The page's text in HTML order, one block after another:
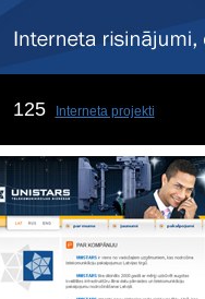
125 Interneta projekti